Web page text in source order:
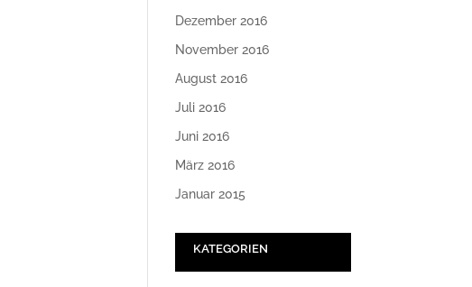
Dezember 2016
November 2016
August 2016
Juli 2016
Juni 2016
März 2016
Januar 2015
KATEGORIEN